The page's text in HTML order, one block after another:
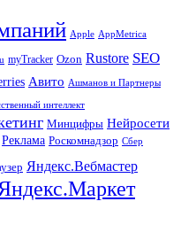
Apple AppMetrica
myTracker Ozon Rustore SEO
Авито Ашманов и Партнеры
интеллект
Минцифры Нейросети
Реклама Роскомнадзор Сбер
Яндекс.Вебмастер
Яндекс.Маркет